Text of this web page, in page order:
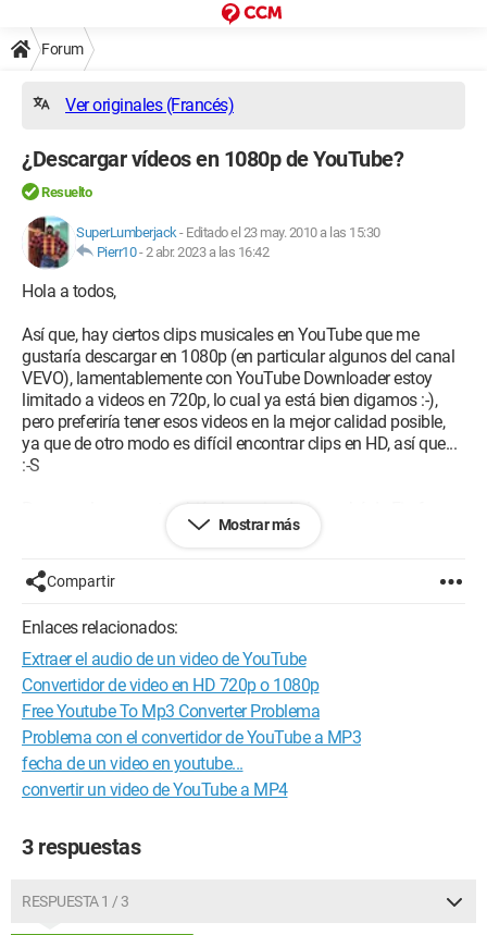
Forum
Ver originales (Francés)
¿Descargar vídeos en 1080p de YouTube?
Resuelto
SuperLumberjack- Editado el 23 may. 2010 a las 15:30
Pierr10-2 abr. 2023 a las 16:42
Hola a todos,
Así que, hay ciertos clips musicales en YouTube que me
gustaría descargar en 1080p (en particular algunos del canal
VEVO), lamentablemente con YouTube Downloader estoy
limitado a videos en 720p, lo cual ya está bien digamos :-),
pero preferiría tener esos videos en la mejor calidad posible,
ya que de otro modo es difícil encontrar clips en HD, así que...
:-S
Para que lo sepan, también he revisado la caché de Firefox
para ver si encontraba un archivo correspondiente a uno de
Así que, si alguien pudiera ayudarme sería genial :-P !
Gracias ;-)
Configuración:HP Pavilion dv6700 Notebook PC
config :
AMD Turion 64 X2 Mobile Technology TL-60 2.00 GHz
3,00 Go de Ram
NVIDIA GeForce 8400M GS
Sistema operativo : Windows 7 64 bits
Mostrar más
Compartir
Enlaces relacionados:
Extraer el audio de un video de YouTube
Convertidor de video en HD 720p o 1080p
Free Youtube To Mp3 Converter Problema
Problema con el convertidor de YouTube a MP3
fecha de un video en youtube...
convertir un video de YouTube a MP4
3 respuestas
RESPUESTA 1 / 3